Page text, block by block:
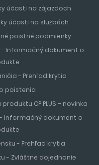
účasti na zájazdoch
účasti na službách
poistné podmienky
Informačný dokument o
- Prehľad krytia
poistenia
CP PLUS – novinka
Informačný dokument o
- Prehľad krytia
- Zvláštne dojednanie